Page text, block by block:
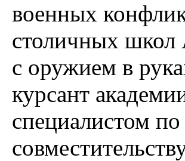
военных
столичных школ
с оружием в
курсант
специалистом